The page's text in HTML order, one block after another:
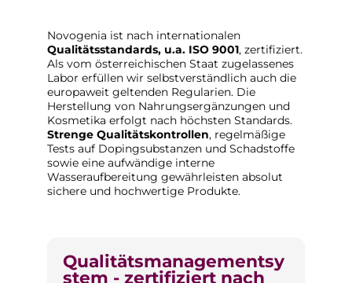
Novogenia ist nach internationalen
Qualitätsstandards, u.a. ISO 9001, zertifiziert.
Als vom österreichischen Staat zugelassenes
Labor erfüllen wir selbstverständlich auch die
europaweit geltenden Regularien. Die
Herstellung von Nahrungsergänzungen und
Kosmetika erfolgt nach höchsten Standards.
Strenge Qualitätskontrollen, regelmäßige
Tests auf Dopingsubstanzen und Schadstoffe
sowie eine aufwändige interne
Wasseraufbereitung gewährleisten absolut
sichere und hochwertige Produkte.
Qualitätsmanagementsy
stem - zertifiziert nach